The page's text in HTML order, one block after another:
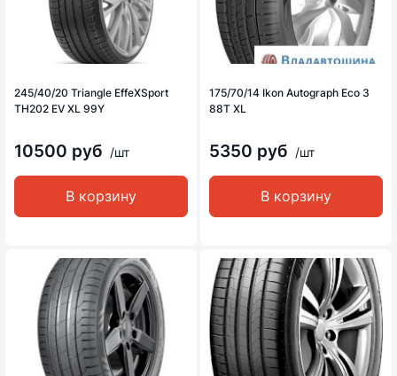
245/40/20 Triangle EffeXSport
TH202 EV XL 99Y
10500 руб /шт
В корзину
175/70/14 Ikon Autograph Eco 3
88T XL
5350 руб /шт
В корзину